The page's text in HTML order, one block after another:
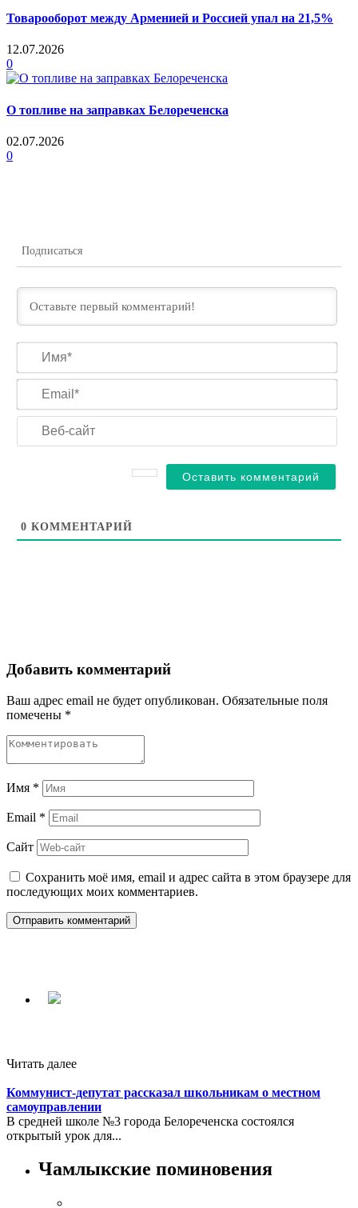
Товарооборот между Арменией и Россией упал на 21,5%
12.07.2026
0
О топливе на заправках Белореченска
02.07.2026
0
Подписаться
0 КОММЕНТАРИЙ
Добавить комментарий
Ваш адрес email не будет опубликован. Обязательные поля
помечены *
Имя *
Email *
Сайт
Сохранить моё имя, email и адрес сайта в этом браузере для
последующих моих комментариев.
Читать далее
Коммунист-депутат рассказал школьникам о местном
самоуправлении
В средней школе №3 города Белореченска состоялся
открытый урок для...
Чамлыкские поминовения